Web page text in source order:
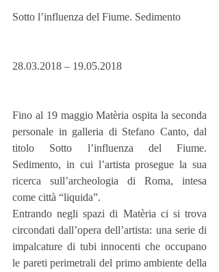
Sotto l’influenza del Fiume. Sedimento
28.03.2018 – 19.05.2018
Fino al 19 maggio Matèria ospita la seconda
personale in galleria di Stefano Canto, dal
titolo Sotto l’influenza del Fiume.
Sedimento, in cui l’artista prosegue la sua
ricerca sull’archeologia di Roma, intesa
come città “liquida”.
Entrando negli spazi di Matèria ci si trova
circondati dall’opera dell’artista: una serie di
impalcature di tubi innocenti che occupano
le pareti perimetrali del primo ambiente della